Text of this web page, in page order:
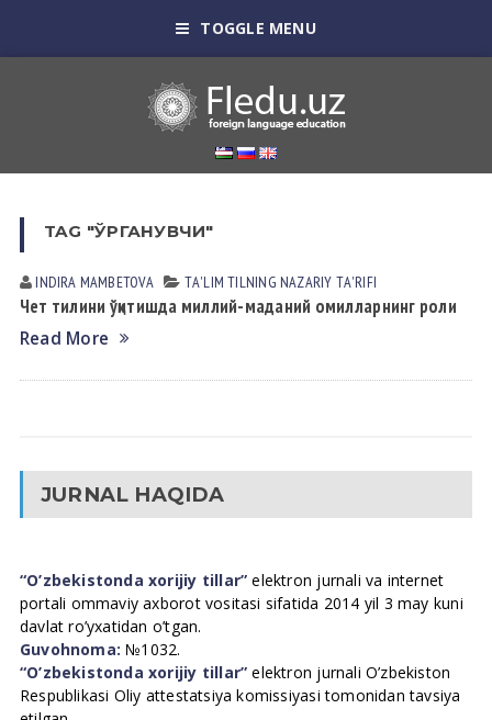
TOGGLE MENU
TAG "ЎРГАНУВЧИ"
INDIRA MАMBETOVА TА'LIM TILNING NАZАRIY TА'RIFI
Чет тилини ўқитишда миллий-маданий омилларнинг роли
Read More
JURNAL HAQIDA
“O’zbekistonda xorijiy tillar” elektron jurnali va internet
portali ommaviy axborot vositasi sifatida 2014 yil 3 may kuni
davlat ro’yxatidan o’tgan.
Guvohnoma: №1032.
“O’zbekistonda xorijiy tillar” elektron jurnali O’zbekiston
Respublikasi Oliy attestatsiya komissiyasi tomonidan tavsiya